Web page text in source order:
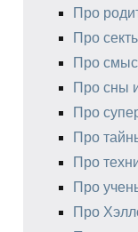
Про
Про
Про
Про сны
Про
Про
Про
Про
Про